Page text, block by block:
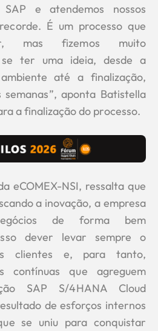
e atendemos nossos
É um processo que
mas fizemos muito
se ter uma ideia, desde a
até a finalização,
aponta Batistella
a finalização do processo.
eCOMEX-NSI, ressalta que
a inovação, a empresa
de forma bem
dever levar sempre o
clientes e, para tanto,
contínuas que agreguem
SAP S/4HANA Cloud
de esforços internos
se uniu para conquistar